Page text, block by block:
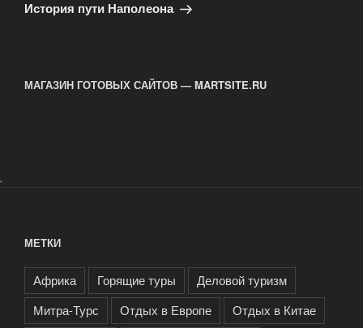
запись
История пути Наполеона
МАГАЗИН ГОТОВЫХ САЙТОВ — MARTSITE.RU
.
МЕТКИ
Африка Горящие туры
Деловой туризм
Митра-Турс
Отдых в Европе
Отдых в Китае